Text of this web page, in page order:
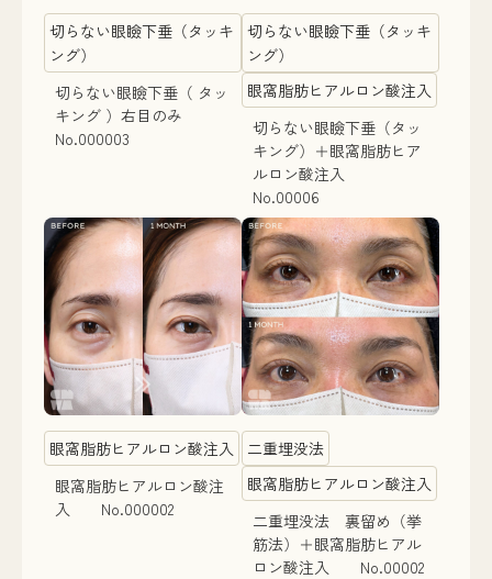
切らない眼瞼下垂（タッキ
ング）
切らない眼瞼下垂（ タッ
キング ）右目のみ
No.000003
切らない眼瞼下垂（タッキ
ング）
眼窩脂肪ヒアルロン酸注入
切らない眼瞼下垂（タッ
キング）＋眼窩脂肪ヒア
ルロン酸注入
No.00006
眼窩脂肪ヒアルロン酸注入
眼窩脂肪ヒアルロン酸注
入 No.000002
二重埋没法
眼窩脂肪ヒアルロン酸注入
二重埋没法 裏留め（挙
筋法）＋眼窩脂肪ヒアル
ロン酸注入 No.00002